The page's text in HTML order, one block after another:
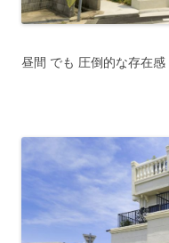
昼間 でも 圧倒的な存在感